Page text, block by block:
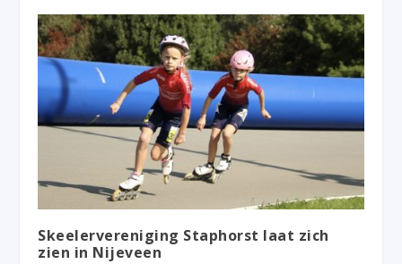
Skeelervereniging Staphorst laat zich
zien in Nijeveen